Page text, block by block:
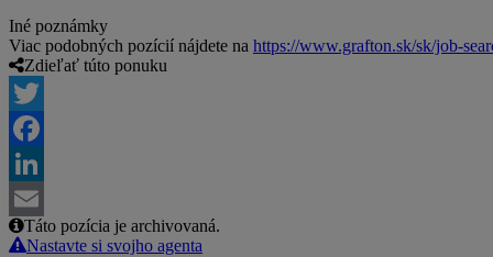
Iné poznámky
Viac podobných pozícií nájdete na https://www.grafton.sk/sk/job-
Zdieľať túto ponuku
Twitter
Facebook
LinkedIn
Email
Táto pozícia je archivovaná.
Nastavte si svojho agenta